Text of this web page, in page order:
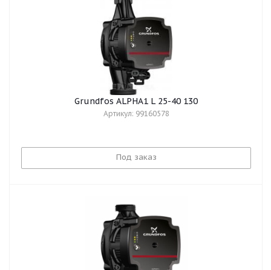
Grundfos ALPHA1 L 25-40 130
Артикул: 99160578
Под заказ